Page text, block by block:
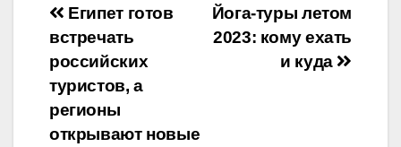
Навигация
по
записям
Йога-туры летом
2023: кому ехать
и куда
Египет готов
встречать
российских
туристов, а
регионы
открывают новые